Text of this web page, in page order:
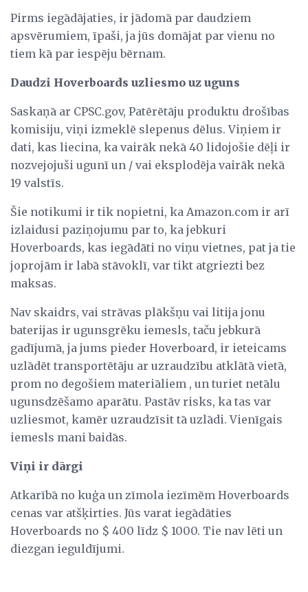
Pirms iegādājaties, ir jādomā par daudziem
apsvērumiem, īpaši, ja jūs domājat par vienu no
tiem kā par iespēju bērnam.
Daudzi Hoverboards uzliesmo uz uguns
Saskaņā ar CPSC.gov, Patērētāju produktu drošības
komisiju, viņi izmeklē slepenus dēlus. Viņiem ir
dati, kas liecina, ka vairāk nekā 40 lidojošie dēļi ir
nozvejojuši ugunī un / vai eksplodēja vairāk nekā
19 valstīs.
Šie notikumi ir tik nopietni, ka Amazon.com ir arī
izlaidusi paziņojumu par to, ka jebkuri
Hoverboards, kas iegādāti no viņu vietnes, pat ja tie
joprojām ir labā stāvoklī, var tikt atgriezti bez
maksas.
Nav skaidrs, vai strāvas plākšņu vai litija jonu
baterijas ir ugunsgrēku iemesls, taču jebkurā
gadījumā, ja jums pieder Hoverboard, ir ieteicams
uzlādēt transportētāju ar uzraudzību atklātā vietā,
prom no degošiem materiāliem , un turiet netālu
ugunsdzēšamo aparātu. Pastāv risks, ka tas var
uzliesmot, kamēr uzraudzīsit tā uzlādi. Vienīgais
iemesls mani baidās.
Viņi ir dārgi
Atkarībā no kuģa un zīmola iezīmēm Hoverboards
cenas var atšķirties. Jūs varat iegādāties
Hoverboards no $ 400 līdz $ 1000. Tie nav lēti un
diezgan ieguldījumi.